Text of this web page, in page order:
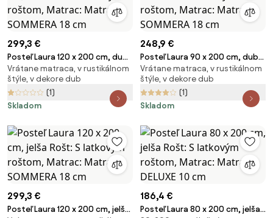
299,3 €
Posteľ Laura 120 x 200 cm, dub
Rošt: S latkovým roštom,
Matrac: Matrac SOMMERA 18
cm
Vrátane matraca, v rustikálnom
štýle, v dekore dub
(1)
Skladom
248,9 €
Posteľ Laura 90 x 200 cm, dub
Rošt: S latkovým roštom,
Matrac: Matrac SOMMERA 18
cm
Vrátane matraca, v rustikálnom
štýle, v dekore dub
(1)
Skladom
299,3 €
Posteľ Laura 120 x 200 cm, jelša
186,4 €
Posteľ Laura 80 x 200 cm, jelša